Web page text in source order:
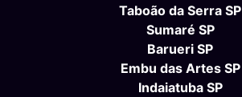
Taboão da Serra SP
Sumaré SP
Barueri SP
Embu das Artes SP
Indaiatuba SP